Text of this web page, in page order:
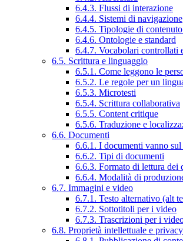
6.4.3. Flussi di interazione
6.4.4. Sistemi di navigazione
6.4.5. Tipologie di
6.4.6. Ontologie e standard
6.4.7. Vocabolari controllati
6.5. Scrittura e linguaggio
6.5.1. Come leggono le
6.5.2. Le regole per un
6.5.3. Microtesti
6.5.4. Scrittura collaborativa
6.5.5. Content critique
6.5.6. Traduzione e
6.6. Documenti
6.6.1. I documenti vanno
6.6.2. Tipi di documenti
6.6.3. Formato di lettura dei
6.6.4. Modalità di
6.7. Immagini e video
6.7.1. Testo alternativo (alt
6.7.2. Sottotitoli per i video
6.7.3. Trascrizioni per i
6.8. Proprietà intellettuale e privacy